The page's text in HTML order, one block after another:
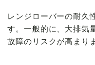
レンジローバーの耐久
す。一般的に、大排気
故障のリスクが高まり